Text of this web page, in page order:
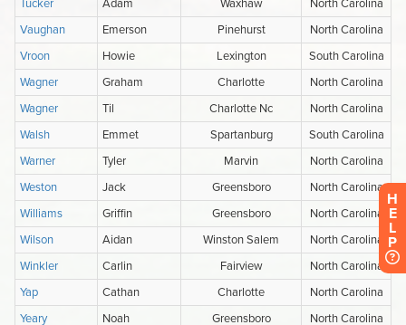
H
E
L
P